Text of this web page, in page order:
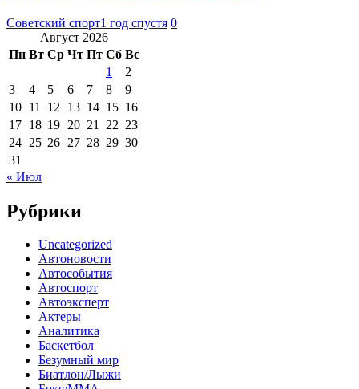
Советский спорт1 год спустя 0
Август 2026
Пн Вт Ср Чт Пт Сб Вс
1
2
3
4 5 6 7 8
9
10 11 12 13 14 15 16
17 18 19 20 21 22 23
24 25 26 27 28 29 30
31
« Июл
Рубрики
Uncategorized
Автоновости
Автособытия
Автоспорт
Автоэксперт
Актеры
Аналитика
Баскетбол
Безумный мир
Биатлон/Лыжи